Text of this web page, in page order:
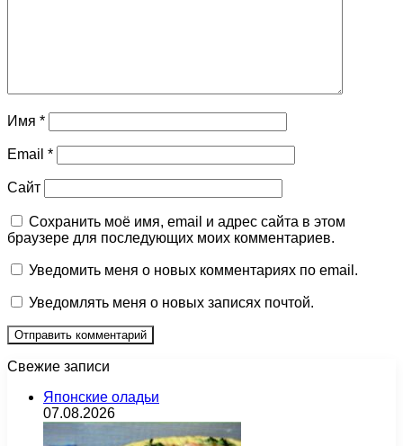
Имя *
Email *
Сайт
Сохранить моё имя, email и адрес сайта в этом
браузере для последующих моих комментариев.
Уведомить меня о новых комментариях по email.
Уведомлять меня о новых записях почтой.
Свежие записи
Японские оладьи
07.08.2026